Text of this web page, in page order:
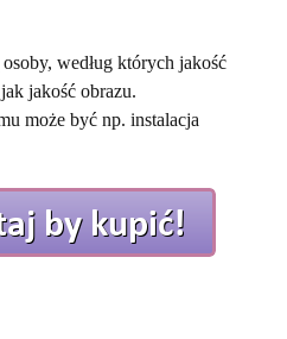
osoby, według których jakość
jakość obrazu.
może być np. instalacja